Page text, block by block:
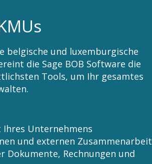
belgische und luxemburgische
die Sage BOB Software die
Tools, um Ihr gesamtes
Unternehmens
und externen Zusammenarbeit
Dokumente, Rechnungen und